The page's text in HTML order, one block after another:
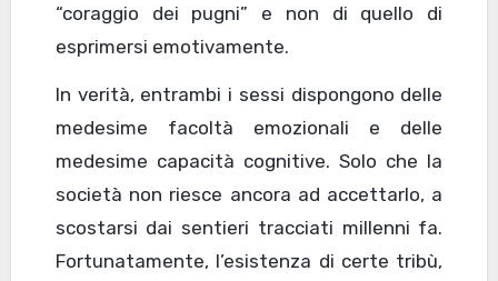
“coraggio dei pugni” e non di quello di
esprimersi emotivamente.
In verità, entrambi i sessi dispongono delle
medesime facoltà emozionali e delle
medesime capacità cognitive. Solo che la
società non riesce ancora ad accettarlo, a
scostarsi dai sentieri tracciati millenni fa.
Fortunatamente, l’esistenza di certe tribù,